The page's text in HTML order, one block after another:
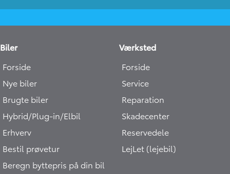
Biler
Forside
Nye biler
Brugte biler
Hybrid/Plug-in/Elbil
Erhverv
Bestil prøvetur
Beregn byttepris på din bil
Værksted
Forside
Service
Reparation
Skadecenter
Reservedele
LejLet (lejebil)